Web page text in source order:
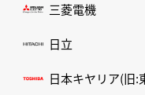
三菱電機
日立
日本キヤリア(旧: